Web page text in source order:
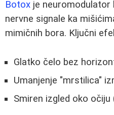
Botox je neuromodulator
nervne signale ka
mimičnih bora. Ključni
Glatko čelo bez
Umanjenje "mrstilica"
Smiren izgled oko